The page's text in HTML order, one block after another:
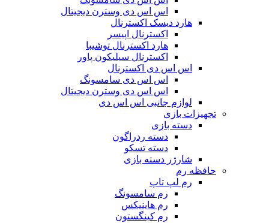
اس اس دی وسترن دیجیتال
هارد دیسک اکسترنال
اکسترنال اپیسر
هارد اکسترنال توشیبا
اکسترنال سیلیکون پاور
اس اس دی اکسترنال
اس اس دی سامسونگ
اس اس دی وسترن دیجیتال
لوازم جانبی اس اس دی
تجهیزات بازی
دسته بازی
دسته ردراگون
دسته تسکو
شارژر دسته بازی
حافظه رم
رم لپ تاپ
رم سامسونگ
رم هاینیکس
رم کینگستون